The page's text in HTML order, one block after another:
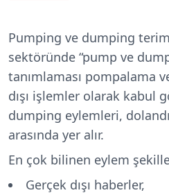
Pumping ve dumping
sektöründe “pump ve
tanımlaması pompalama
dışı işlemler olarak kabul
dumping eylemleri,
arasında yer alır.
En çok bilinen eylem
Gerçek dışı haberler,